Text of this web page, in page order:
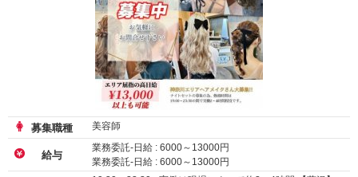
募集職種 美容師
給与
業務委託-日給 : 6000～ 13000円
業務委託-日給 : 6000～ 13000円